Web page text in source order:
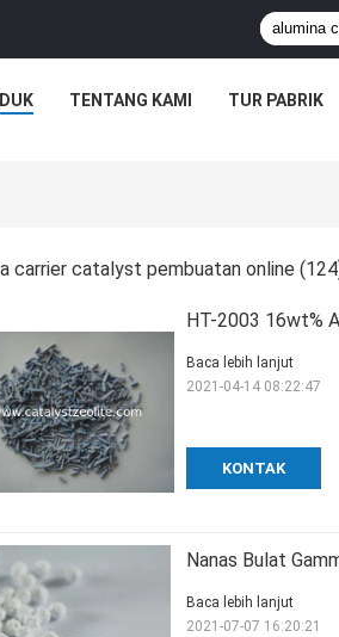
TENTANG KAMI TUR PABRIK
carrier catalyst pembuatan online
HT-2003 16wt%
KONTAK
Baca lebih lanjut
2021-04-14 08:22:47
Nanas Bulat
Baca lebih lanjut
2021-07-07 16:20:21